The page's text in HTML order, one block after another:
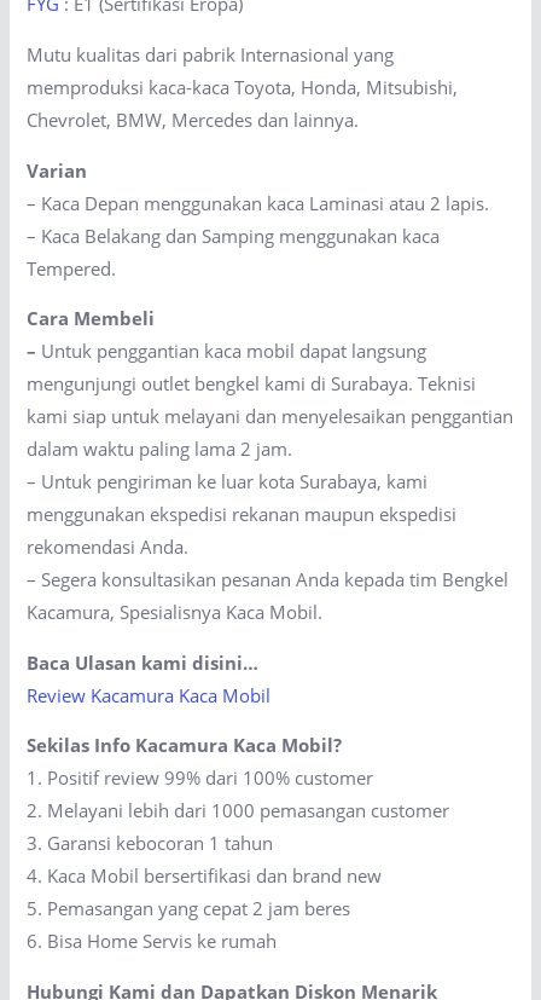
Mutu kualitas dari pabrik Internasional yang
memproduksi kaca-kaca Toyota, Honda, Mitsubishi,
Chevrolet, BMW, Mercedes dan lainnya.
Varian
– Kaca Depan menggunakan kaca Laminasi atau 2 lapis.
– Kaca Belakang dan Samping menggunakan kaca
Tempered.
Cara Membeli
– Untuk penggantian kaca mobil dapat langsung
mengunjungi outlet bengkel kami di Surabaya. Teknisi
kami siap untuk melayani dan menyelesaikan penggantian
dalam waktu paling lama 2 jam.
– Untuk pengiriman ke luar kota Surabaya, kami
menggunakan ekspedisi rekanan maupun ekspedisi
rekomendasi Anda.
– Segera konsultasikan pesanan Anda kepada tim Bengkel
Kacamura, Spesialisnya Kaca Mobil.
Baca Ulasan kami disini…
Review Kacamura Kaca Mobil
Sekilas Info Kacamura Kaca Mobil?
1. Positif review 99% dari 100% customer
2. Melayani lebih dari 1000 pemasangan customer
3. Garansi kebocoran 1 tahun
4. Kaca Mobil bersertifikasi dan brand new
5. Pemasangan yang cepat 2 jam beres
6. Bisa Home Servis ke rumah
Hubungi Kami dan Dapatkan Diskon Menarik